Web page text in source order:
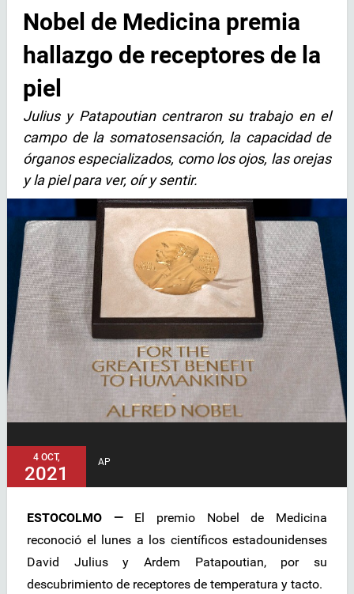
Nobel de Medicina premia
hallazgo de receptores de la
piel
Julius y Patapoutian centraron su trabajo en el
campo de la somatosensación, la capacidad de
órganos especializados, como los ojos, las orejas
y la piel para ver, oír y sentir.
4 OCT,
2021
AP
ESTOCOLMO —El premio Nobel de Medicina
reconoció el lunes a los científicos estadounidenses
David Julius y Ardem Patapoutian, por su
descubrimiento de receptores de temperatura y tacto.